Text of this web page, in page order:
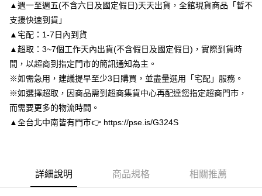
台灣樂天信用卡公司
【關於「AFTEE先享後付」】
AFTEE先享後付是「在收到商品之後才付款」的支付方式。 讓您購物簡單
便利好安心！
１．簡單：不需註冊會員、不需綁卡、不需儲值。
２．便利：只要手機號碼，簡訊認證，即可結帳。
３．安心：先確認商品／服務後，再付款。
１．於結帳方式選擇「AFTEE先享後付」後，將跳轉至「AFTEE先享後付」
結帳頁面，進行簡訊認證並確認金額後，即可完成結帳。
購買商品的店家。未經商家同意取消之訂單仍視為有效，需透過AFTEE先享
後付繳納相關費用。
ATM付款
運送方式
付款後全家取貨
每筆NT$80，滿NT$3,000(含以上)免運費
付款後7-11取貨
每筆NT$80，滿NT$3,000(含以上)免運費
▲週一至週五(不含六日及國定假日)天天出貨，全館現貨商品「暫不
支援快速到貨」
▲宅配：1-7日內到貨
▲超取：3~7個工作天內出貨(不含假日及國定假日)，實際到貨時
間，以超商到指定門市的簡訊通知為主。
※如需急用，建議提早至少3日購買，並盡量選用「宅配」服務。
※如選擇超取，因商品需到超商集貨中心再配達您指定超商門市，
而需要更多的物流時間。
▲全台北中南皆有門市👉 https://pse.is/G324S
詳細說明 商品規格 相關推薦